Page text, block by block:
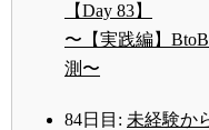
【Day 83】
〜【実践編】
測〜
84日目: 未経験か